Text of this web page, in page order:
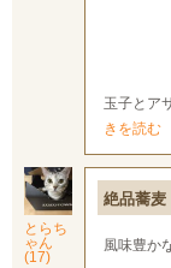
玉子とア
きを読む
とらち
ゃん
(17)
絶品蕎麦
風味豊か